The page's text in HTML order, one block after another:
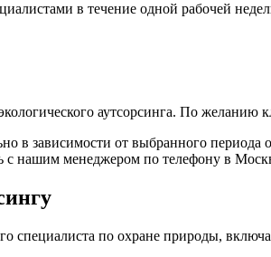
в течение одной рабочей
аутсорсинга. По
в зависимости от выбранного
с нашим менеджером по телефону в
специалиста по охране природы,